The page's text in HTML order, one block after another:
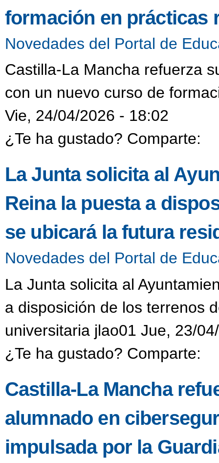
formación en prácticas
Novedades del Portal de
Castilla-La Mancha refuerza
con un nuevo curso de
Vie, 24/04/2026 - 18:02
¿Te ha gustado? Comparte:
La Junta solicita al
Reina la puesta a
se ubicará la futura
Novedades del Portal de
La Junta solicita al
a disposición de los terrenos
universitaria jlao01 Jue, 23/
¿Te ha gustado? Comparte:
Castilla-La Mancha
alumnado en
impulsada por la